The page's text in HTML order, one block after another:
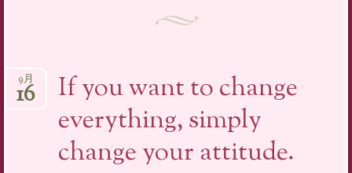
If you want to change
everything, simply
change your attitude.
9月
16